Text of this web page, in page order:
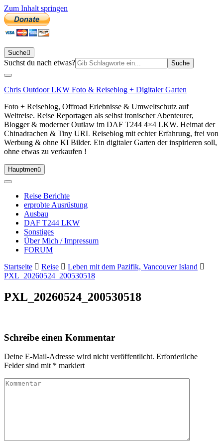
Zum Inhalt springen
Suche
Suchen
Suchst du nach etwas?
Chris Outdoor LKW Foto & Reiseblog + Digitaler Garten
Foto + Reiseblog, Offroad Erlebnisse & Umweltschutz auf
Weltreise. Reise Reportagen als selbst ironischer Abenteurer,
Blogger & moderner Outlaw im DAF T244 4×4 LKW. Heimat der
Chinadrachen & Tiny URL Reiseblog mit echter Erfahrung, frei von
Werbung & ohne KI Bilder. Ein digitaler Garten der inspirieren soll,
ohne etwas zu verkaufen !
Hauptmenü
Reise Berichte
erprobte Ausrüstung
Ausbau
DAF T244 LKW
Sonstiges
Über Mich / Impressum
FORUM
Startseite
Reise
Leben mit dem Pazifik, Vancouver Island
PXL_20260524_200530518
PXL_20260524_200530518
Schreibe einen Kommentar
Deine E-Mail-Adresse wird nicht veröffentlicht. Erforderliche
Felder sind mit * markiert
Kommentar